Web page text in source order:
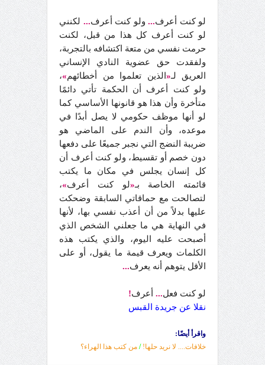
لو كنت أعرف... ولو كنت أعرف... لكنني
لو كنت أعرف كل هذا من قبل، لكنت
حرمت نفسي من متعة اكتشافه بالتجربة،
ولفقدت حق عضوية النادي الإنساني
العريق لـ« الذين تعلموا من أخطائهم»،
ولو كنت أعرف أن الحكمة تأتي دائمًا
متأخرة وأن هذا هو قانونها الأساسي كما
لو أنها موظف حكومي لا يصل أبدًا في
موعده، وأن الندم على الماضي هو
ضريبة النضج التي نجبر جميعًا على دفعها
دون خصم أو تقسيط، ولو كنت أعرف أن
كل إنسان يجلس في مكان ما يكتب
قائمته الخاصة بـ«لو كنت أعرف»،
لتصالحت مع حماقاتي السابقة وضحكت
عليها بدلاً من أن أعذب نفسي بها، لأنها
في النهاية هي ما جعلني الشخص الذي
أصبحت عليه اليوم، والذي يكتب هذه
الكلمات ويعرف قيمة ما يقول، أو على
الأقل يتوهم أنه يعرف...
لو كنت فعل... أعرف!
نقلا عن جريدة القبس
واقرأ أيضًا:
خلافات.... لا نريد حلها! / من كتب هذا الهراء؟